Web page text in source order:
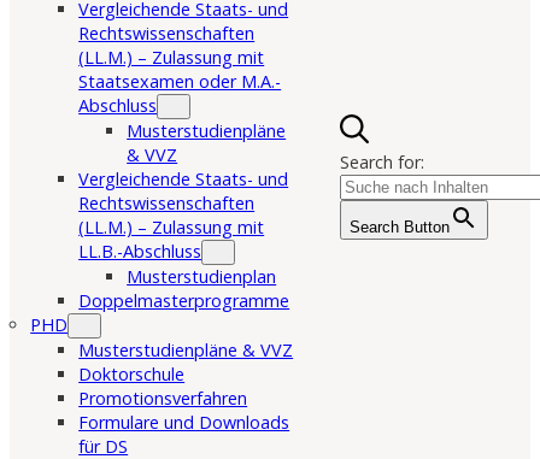
Vergleichende Staats- und
Rechtswissenschaften
(LL.M.) – Zulassung mit
Staatsexamen oder M.A.-
Abschluss
Musterstudienpläne
& VVZ
Vergleichende Staats- und
Rechtswissenschaften
(LL.M.) – Zulassung mit
LL.B.-Abschluss
Musterstudienplan
Doppelmasterprogramme
PHD
Musterstudienpläne & VVZ
Doktorschule
Promotionsverfahren
Formulare und Downloads
für DS
Search for:
Search Button